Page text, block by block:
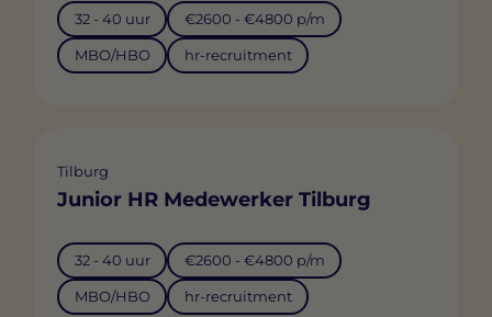
32 - 40 uur €2600 - €4800 p/m
MBO/HBO hr-recruitment
Tilburg
Junior HR Medewerker Tilburg
32 - 40 uur €2600 - €4800 p/m
MBO/HBO hr-recruitment